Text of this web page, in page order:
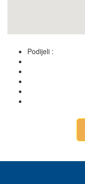
Podijeli :